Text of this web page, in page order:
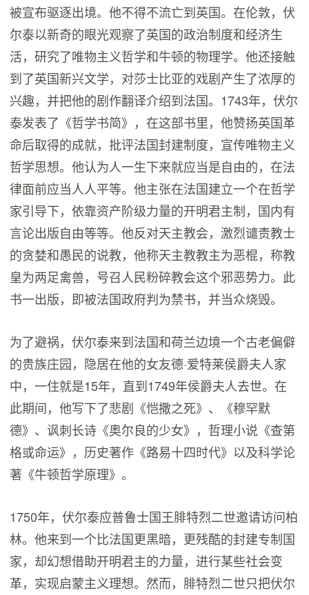
被宣布驱逐出境。他不得不流亡到英国。在伦敦，伏
尔泰以新奇的眼光观察了英国的政治制度和经济生
活，研究了唯物主义哲学和牛顿的物理学。他还接触
到了英国新兴文学，对莎士比亚的戏剧产生了浓厚的
兴趣，并把他的剧作翻译介绍到法国。1743年，伏尔
泰发表了《哲学书简》，在这部书里，他赞扬英国革
命后取得的成就，批评法国封建制度，宣传唯物主义
哲学思想。他认为人一生下来就应当是自由的，在法
律面前应当人人平等。他主张在法国建立一个在哲学
家引导下，依靠资产阶级力量的开明君主制，国内有
言论出版自由等等。他反对天主教会，激烈谴责教士
的贪婪和愚民的说教，他称天主教教主为恶棍，称教
皇为两足禽兽，号召人民粉碎教会这个邪恶势力。此
书一出版，即被法国政府判为禁书，并当众烧毁。
为了避祸，伏尔泰来到法国和荷兰边境一个古老偏僻
的贵族庄园，隐居在他的女友德·爱特莱侯爵夫人家
中，一住就是15年，直到1749年侯爵夫人去世。在
此期间，他写下了悲剧《恺撒之死》、《穆罕默
德》、讽刺长诗《奥尔良的少女》，哲理小说《查第
格或命运》，历史著作《路易十四时代》以及科学论
著《牛顿哲学原理》。
1750年，伏尔泰应普鲁士国王腓特烈二世邀请访问柏
林。他来到一个比法国更黑暗，更残酷的封建专制国
家，却幻想借助开明君主的力量，进行某些社会变
革，实现启蒙主义理想。然而，腓特烈二世只把伏尔